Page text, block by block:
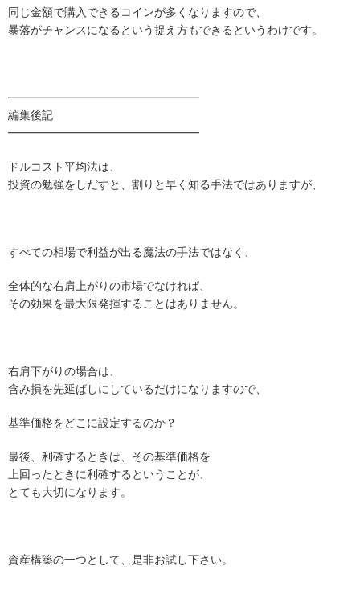
同じ金額で購入できるコインが多くなりますので、
暴落がチャンスになるという捉え方もできるというわけです。
━━━━━━━━━━━━━━━━━
編集後記
━━━━━━━━━━━━━━━━━
ドルコスト平均法は、
投資の勉強をしだすと、割りと早く知る手法ではありますが、
すべての相場で利益が出る魔法の手法ではなく、
全体的な右肩上がりの市場でなければ、
その効果を最大限発揮することはありません。
右肩下がりの場合は、
含み損を先延ばしにしているだけになりますので、
基準価格をどこに設定するのか？
最後、利確するときは、その基準価格を
上回ったときに利確するということが、
とても大切になります。
資産構築の一つとして、是非お試し下さい。